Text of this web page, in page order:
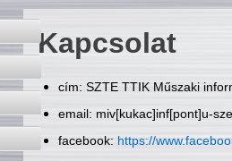
Kapcsolat
cím: SZTE TTIK Műszaki
email: miv[kukac]inf[pont]u-
facebook: https://